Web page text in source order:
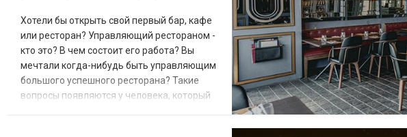
Хотели бы открыть свой первый бар, кафе
или ресторан? Управляющий рестораном -
кто это? В чем состоит его работа? Вы
мечтали когда-нибудь быть управляющим
большого успешного ресторана? Такие
вопросы появляются у человека, который